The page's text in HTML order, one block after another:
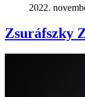
2022.
Zsuráfszky